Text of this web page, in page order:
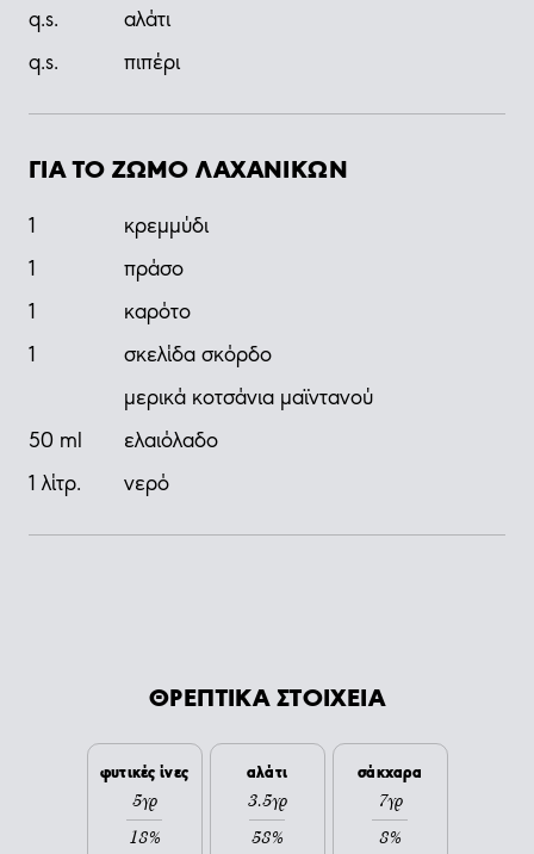
q.s.
αλάτι
q.s.
πιπέρι
ΓΙΑ ΤΟ ΖΩΜΟ ΛΑΧΑΝΙΚΩΝ
1
κρεμμύδι
1
πράσο
1
καρότο
1
σκελίδα σκόρδο
μερικά κοτσάνια μαϊντανού
50 ml
ελαιόλαδο
1 λίτρ. νερό
ΘΡΕΠΤΙΚΑ ΣΤΟΙΧΕΙΑ
φυτικές ίνες
5γρ
18%
αλάτι
3.5γρ
58%
σάκχαρα
7γρ
8%